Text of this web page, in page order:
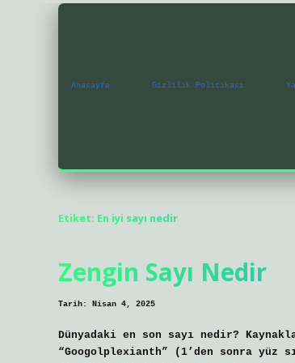
Anasayfa Gizlilik Politikası
Etiket: En iyi sayı nedir
Zengin Sayı Nedir
Tarih: Nisan 4, 2025
Dünyadaki en son sayı nedir?
“Googolplexianth” (1’den sonra yüz